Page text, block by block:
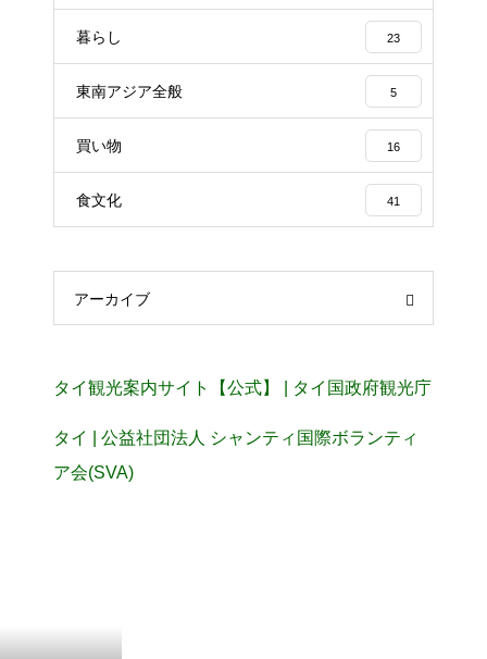
暮らし 23
東南アジア全般 5
買い物 16
食文化 41
アーカイブ
タイ観光案内サイト【公式】 | タイ国政府観光庁
タイ | 公益社団法人 シャンティ国際ボランティ
ア会(SVA)